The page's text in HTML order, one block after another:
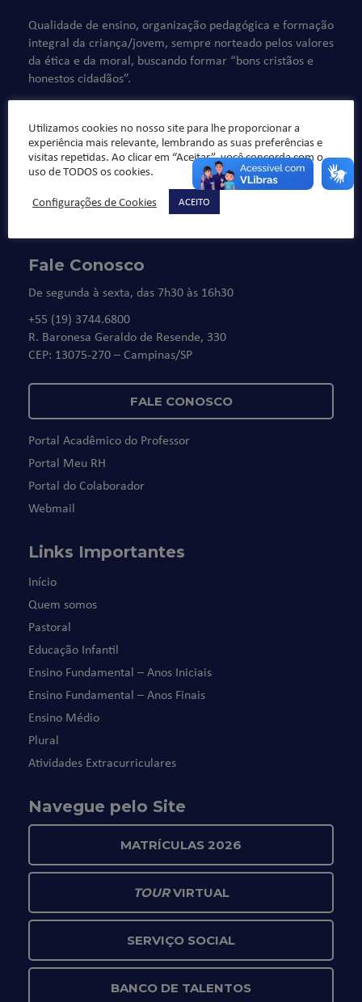
Qualidade de ensino, organização pedagógica e formação
integral da criança/jovem, sempre norteado pelos valores
da ética e da moral, buscando formar “bons cristãos e
honestos cidadãos”.
Fale Conosco
De segunda à sexta, das 7h30 às 16h30
+55 (19) 3744.6800
R. Baronesa Geraldo de Resende, 330
CEP: 13075-270 – Campinas/SP
FALE CONOSCO
Portal Acadêmico do Professor
Portal Meu RH
Portal do Colaborador
Webmail
Links Importantes
Início
Quem somos
Pastoral
Educação Infantil
Ensino Fundamental – Anos Iniciais
Ensino Fundamental – Anos Finais
Ensino Médio
Plural
Atividades Extracurriculares
Navegue pelo Site
MATRÍCULAS 2026
TOURVIRTUAL
SERVIÇO SOCIAL
BANCO DE TALENTOS
Utilizamos cookies no nosso site para lhe proporcionar a
experiência mais relevante, lembrando as suas preferências e
visitas repetidas. Ao clicar em “Aceitar”, você concorda com o
uso de TODOS os cookies.
Configurações de Cookies
ACEITO